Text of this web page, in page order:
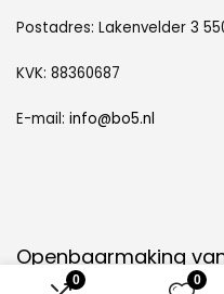
0 0
Postadres: Lakenvelder 3
KVK: 88360687
E-mail: info@bo5.nl
Openbaarmaking